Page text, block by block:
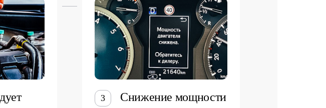
3 Снижение мощности